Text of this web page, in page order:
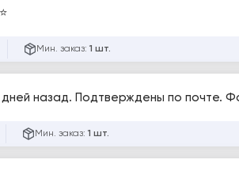
Мин. заказ: 1 шт.
дней назад. Подтверждены по почте.
Мин. заказ: 1 шт.